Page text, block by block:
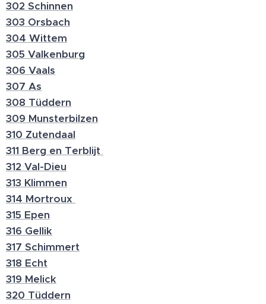
302 Schinnen
303 Orsbach
304 Wittem
305 Valkenburg
306 Vaals
307 As
308 Tüddern
309 Munsterbilzen
310 Zutendaal
311 Berg en Terblijt
312 Val-Dieu
313 Klimmen
314 Mortroux
315 Epen
316 Gellik
317 Schimmert
318 Echt
319 Melick
320 Tüddern